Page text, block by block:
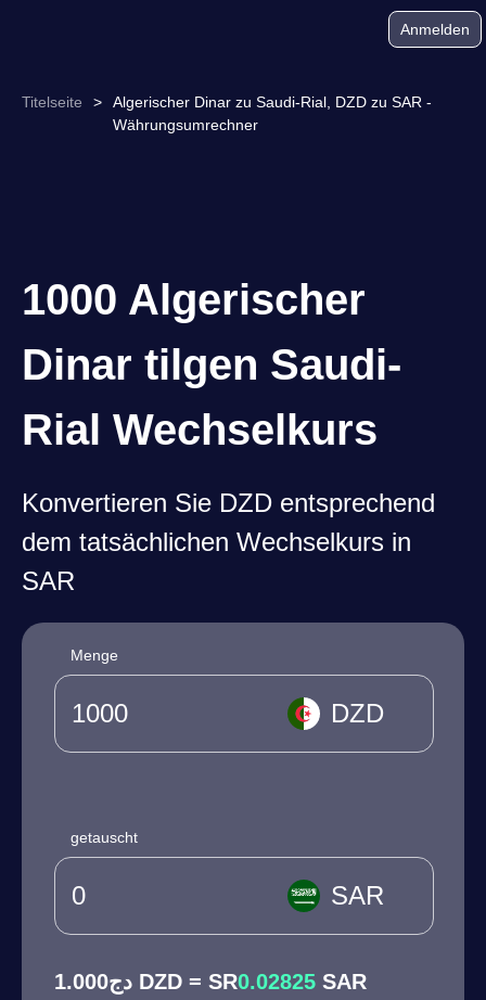
Anmelden
Titelseite >
Algerischer Dinar zu Saudi-Rial, DZD zu SAR -
Währungsumrechner
1000 Algerischer
Dinar tilgen Saudi-
Rial Wechselkurs
Konvertieren Sie DZD entsprechend
dem tatsächlichen Wechselkurs in
SAR
Menge
DZD
getauscht
SAR
دج1.000 DZD = SR0.02825 SAR